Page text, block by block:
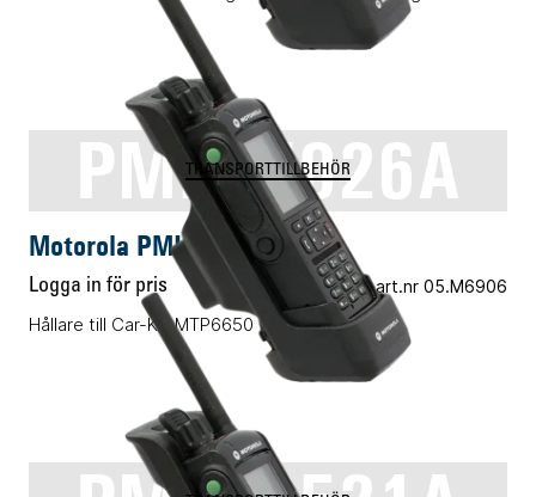
PMLN7026A
TRANSPORTTILLBEHÖR
Motorola PMLN7026A
Logga in för pris Vårt art.nr 05.M6906
Hållare till Car-Kit MTP6650